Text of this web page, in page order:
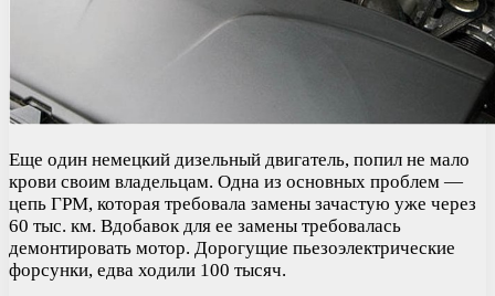
Еще один немецкий дизельный двигатель, попил не мало
крови своим владельцам. Одна из основных проблем —
цепь ГРМ, которая требовала замены зачастую уже через
60 тыс. км. Вдобавок для ее замены требовалась
демонтировать мотор. Дорогущие пьезоэлектрические
форсунки, едва ходили 100 тысяч.